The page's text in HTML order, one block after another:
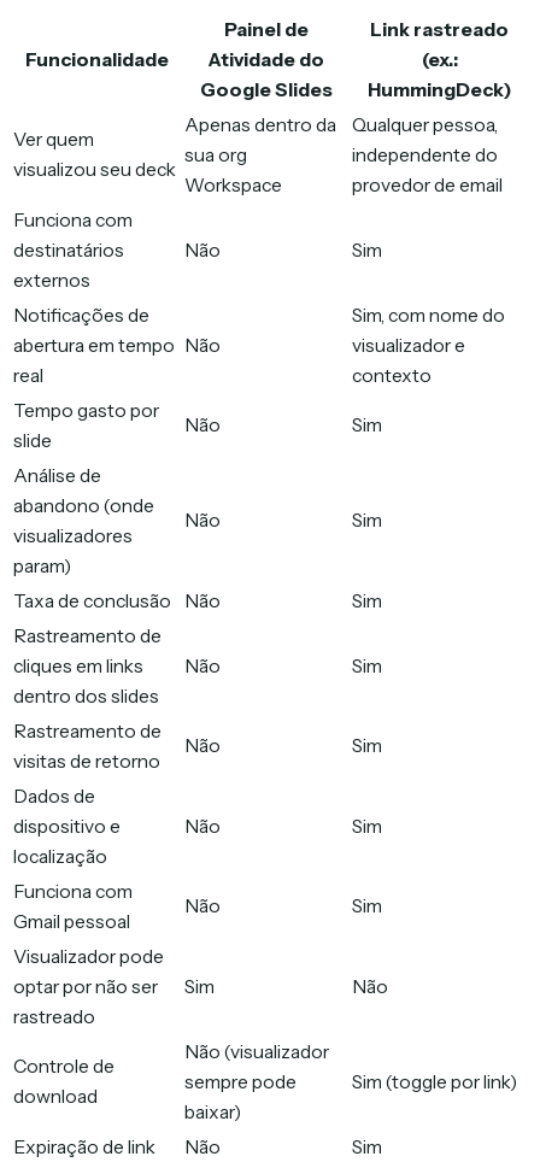
Funcionalidade
Painel de
Atividade do
Google Slides
Link rastreado
(ex.:
HummingDeck)
Ver quem
visualizou seu deck
Apenas dentro da
sua org
Workspace
Qualquer pessoa,
independente do
provedor de email
Funciona com
destinatários
externos
Não Sim
Notificações de
abertura em tempo
real
Não
Sim, com nome do
visualizador e
contexto
Tempo gasto por
slide
Não Sim
Análise de
abandono (onde
visualizadores
param)
Não Sim
Taxa de conclusão Não
Sim
Rastreamento de
cliques em links
dentro dos slides
Não Sim
Rastreamento de
visitas de retorno
Não Sim
Dados de
dispositivo e
localização
Não Sim
Funciona com
Gmail pessoal
Não Sim
Visualizador pode
optar por não ser
rastreado
Sim Não
Controle de
download
Não (visualizador
sempre pode
baixar)
Sim (toggle por link)
Expiração de link Não Sim